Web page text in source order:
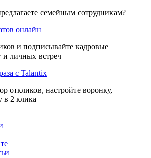
семейным сотрудникам?
онлайн
и подписывайте кадровые
и личных встреч
с Talantix
откликов, настройте воронку,
в 2 клика